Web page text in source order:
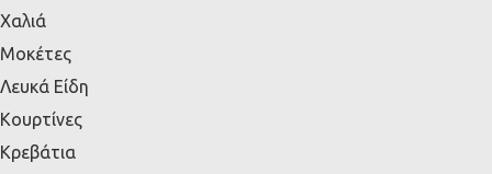
Χαλιά
Μοκέτες
Λευκά Είδη
Κουρτίνες
Κρεβάτια